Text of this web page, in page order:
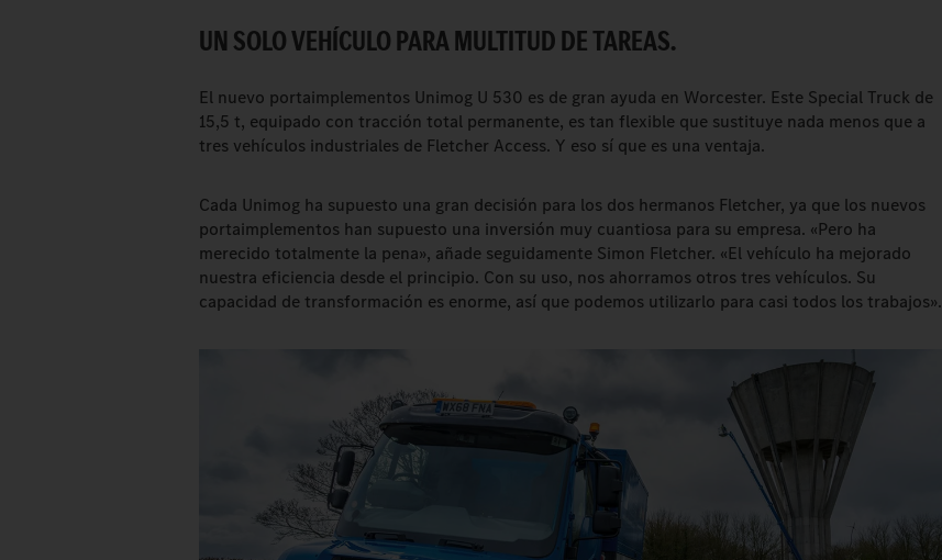
UN SOLO VEHÍCULO PARA MULTITUD DE TAREAS.
El nuevo portaimplementos Unimog U 530 es de gran ayuda en Worcester. Este Special Truck de
15,5 t, equipado con tracción total permanente, es tan flexible que sustituye nada menos que a
tres vehículos industriales de Fletcher Access. Y eso sí que es una ventaja.
Cada Unimog ha supuesto una gran decisión para los dos hermanos Fletcher, ya que los nuevos
portaimplementos han supuesto una inversión muy cuantiosa para su empresa. «Pero ha
merecido totalmente la pena», añade seguidamente Simon Fletcher. «El vehículo ha mejorado
nuestra eficiencia desde el principio. Con su uso, nos ahorramos otros tres vehículos. Su
capacidad de transformación es enorme, así que podemos utilizarlo para casi todos los trabajos».